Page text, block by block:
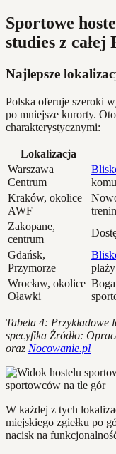
Sportowe
studies z całej
Najlepsze
Polska oferuje szeroki
po mniejsze kurorty.
charakterystycznymi:
Lokalizacja
Warszawa
Centrum
Kraków, okolice
AWF
Zakopane,
centrum
Gdańsk,
Przymorze
plaży
Wrocław, okolice
Oławki
Tabela 4:
specyfika Źródło:
oraz Nocowanie.pl
W każdej z tych
miejskiego zgiełku po
nacisk na